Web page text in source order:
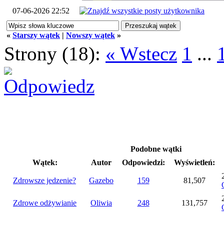
07-06-2026 22:52
« Starszy wątek | Nowszy wątek »
Strony (18): « Wstecz 1 ...
Podobne wątki
Wątek:
Autor Odpowiedzi: Wyświetleń:
Zdrowsze jedzenie? Gazebo 159 81,507
Zdrowe odżywianie Oliwia 248 131,757